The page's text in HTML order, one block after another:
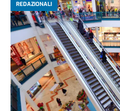
REDAZIONALI